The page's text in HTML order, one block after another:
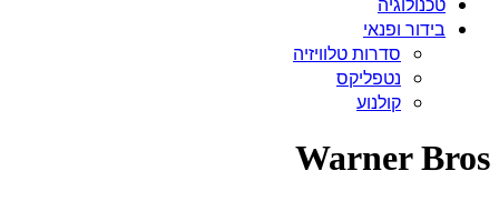
בידור ופנאי
סדרות טלוויזיה
נטפליקס
קולנוע
Warner Bros